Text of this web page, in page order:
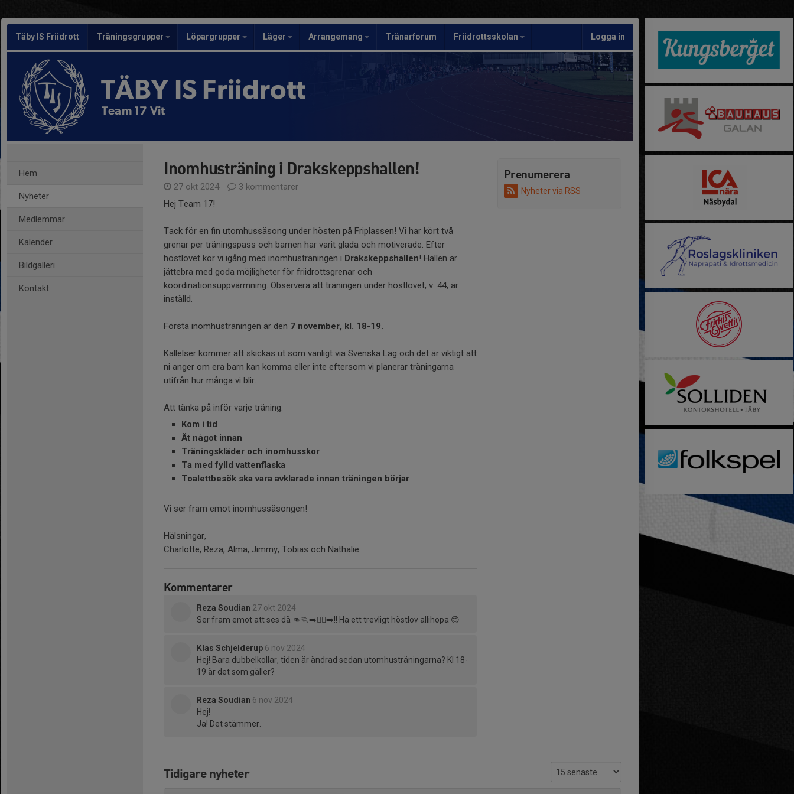
Täby IS Friidrott Träningsgrupper Löpargrupper Läger Arrangemang Tränarforum Friidrottsskolan Logga in
TÄBY IS Friidrott
Team 17 Vit
Hem
Nyheter
Medlemmar
Kalender
Bildgalleri
Kontakt
Prenumerera
Nyheter via RSS
Inomhusträning i Drakskeppshallen!
27 okt 2024
3 kommentarer
Hej Team 17!
Tack för en fin utomhussäsong under hösten på Friplassen! Vi har kört två
grenar per träningspass och barnen har varit glada och motiverade. Efter
höstlovet kör vi igång med inomhusträningen i Drakskeppshallen! Hallen är
jättebra med goda möjligheter för friidrottsgrenar och
koordinationsuppvärmning. Observera att träningen under höstlovet, v. 44, är
inställd.
Första inomhusträningen är den 7 november, kl. 18-19.
Kallelser kommer att skickas ut som vanligt via Svenska Lag och det är viktigt att
ni anger om era barn kan komma eller inte eftersom vi planerar träningarna
utifrån hur många vi blir.
Att tänka på inför varje träning:
Kom i tid
Ät något innan
Träningskläder och inomhusskor
Ta med fylld vattenflaska
Toalettbesök ska vara avklarade innan träningen börjar
Vi ser fram emot inomhussäsongen!
Hälsningar,
Charlotte, Reza, Alma, Jimmy, Tobias och Nathalie
Kommentarer
Reza Soudian 27 okt 2024
Ser fram emot att ses då 👊🏃‍➡️🏃‍♀️‍➡️!! Ha ett trevligt höstlov allihopa 😊
Klas Schjelderup 6 nov 2024
Hej! Bara dubbelkollar, tiden är ändrad sedan utomhusträningarna? Kl 18-
19 är det som gäller?
Reza Soudian 6 nov 2024
Hej!
Ja! Det stämmer.
Tidigare nyheter